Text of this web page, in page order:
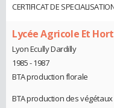
CERTIFICAT DE
Lycée Agricole Et
Lyon Ecully Dardilly
1985 - 1987
BTA production florale
BTA production des végétaux